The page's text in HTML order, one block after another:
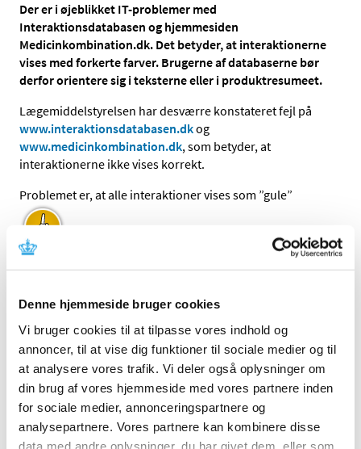
Denne hjemmeside bruger cookies
Vi bruger cookies til at tilpasse vores indhold og
annoncer, til at vise dig funktioner til sociale medier og til
at analysere vores trafik. Vi deler også oplysninger om
din brug af vores hjemmeside med vores partnere inden
for sociale medier, annonceringspartnere og
analysepartnere. Vores partnere kan kombinere disse
data med andre oplysninger, du har givet dem, eller som
Der er i øjeblikket IT-problemer med
Interaktionsdatabasen og hjemmesiden
Medicinkombination.dk. Det betyder, at interaktionerne
vises med forkerte farver. Brugerne af databaserne bør
derfor orientere sig i teksterne eller i produktresumeet.
Lægemiddelstyrelsen har desværre konstateret fejl på
www.interaktionsdatabasen.dkog
www.medicinkombination.dk, som betyder, at
interaktionerne ikke vises korrekt.
Problemet er, at alle interaktioner vises som ”gule”
Selve teksterne og det øvrige faglige indhold vises dog
stadig korrekt.Det er derfor vigtigt, at brugere af
databaserne læser teksterne grundigt og ikke kun ser på
farverne.